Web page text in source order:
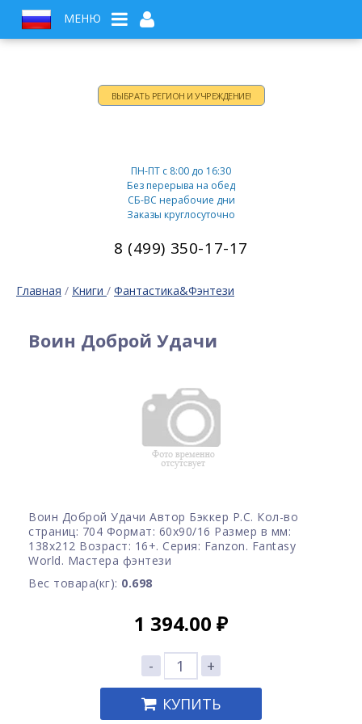
МЕНЮ
ВЫБРАТЬ РЕГИОН И УЧРЕЖДЕНИЕ!
ПН-ПТ c 8:00 до 16:30
Без перерыва на обед
СБ-ВС нерабочие дни
Заказы круглосуточно
8 (499) 350-17-17
Главная / Книги / Фантастика&Фэнтези
Воин Доброй Удачи
Воин Доброй Удачи Автор Бэккер Р.С. Кол-во
страниц: 704 Формат: 60x90/16 Размер в мм:
138х212 Возраст: 16+. Серия: Fanzon. Fantasy
World. Мастера фэнтези
Вес товара(кг): 0.698
1 394.00 ₽
-
+
КУПИТЬ